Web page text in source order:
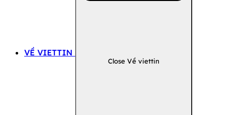
VỀ VIETTIN
Close Về viettin